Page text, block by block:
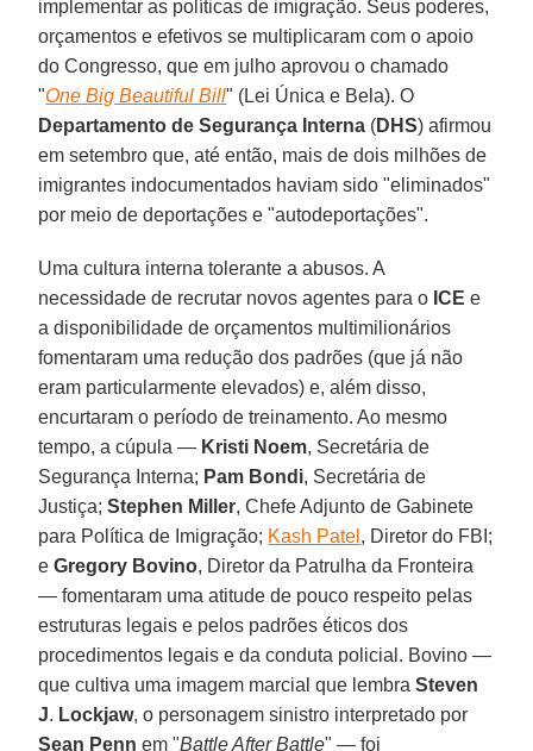
implementar as políticas de imigração. Seus poderes,
orçamentos e efetivos se multiplicaram com o apoio
do Congresso, que em julho aprovou o chamado
"One Big Beautiful Bill" (Lei Única e Bela). O
Departamento de Segurança Interna (DHS) afirmou
em setembro que, até então, mais de dois milhões de
imigrantes indocumentados haviam sido "eliminados"
por meio de deportações e "autodeportações".
Uma cultura interna tolerante a abusos. A
necessidade de recrutar novos agentes para o ICE e
a disponibilidade de orçamentos multimilionários
fomentaram uma redução dos padrões (que já não
eram particularmente elevados) e, além disso,
encurtaram o período de treinamento. Ao mesmo
tempo, a cúpula — Kristi Noem, Secretária de
Segurança Interna; Pam Bondi, Secretária de
Justiça;Stephen Miller, Chefe Adjunto de Gabinete
para Política de Imigração; Kash Patel , Diretor do FBI;
eGregory Bovino, Diretor da Patrulha da Fronteira
— fomentaram uma atitude de pouco respeito pelas
estruturas legais e pelos padrões éticos dos
procedimentos legais e da conduta policial. Bovino —
que cultiva uma imagem marcial que lembraSteven
J. Lockjaw, o personagem sinistro interpretado por
Sean Penn em "Battle After Battle" — foi